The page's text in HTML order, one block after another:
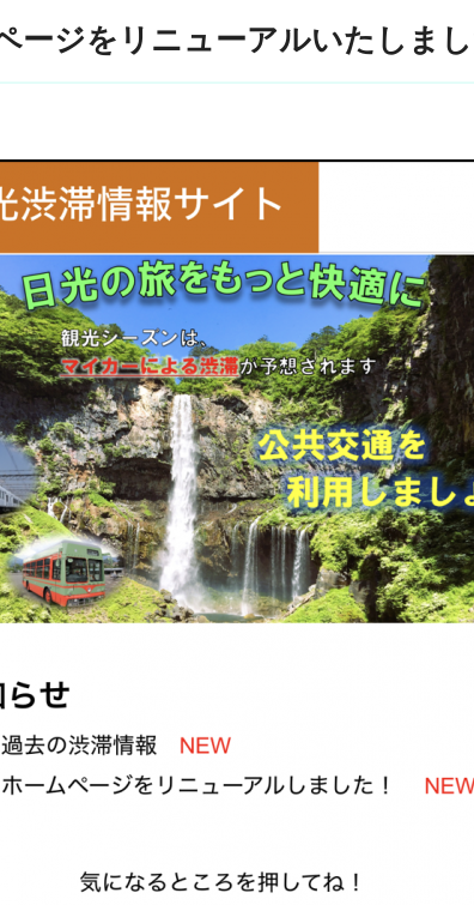
ージをリニューアルいたしま